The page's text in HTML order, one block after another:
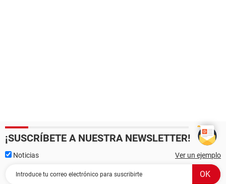
¡SUSCRÍBETE A NUESTRA NEWSLETTER!
Noticias Ver un ejemplo